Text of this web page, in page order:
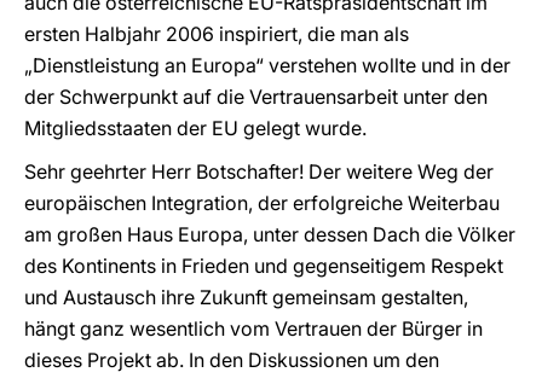
ersten Halbjahr 2006 inspiriert, die man als
„Dienstleistung an Europa“ verstehen wollte und in der
der Schwerpunkt auf die Vertrauensarbeit unter den
Mitgliedsstaaten der EU gelegt wurde.
Sehr geehrter Herr Botschafter! Der weitere Weg der
europäischen Integration, der erfolgreiche Weiterbau
am großen Haus Europa, unter dessen Dach die Völker
des Kontinents in Frieden und gegenseitigem Respekt
und Austausch ihre Zukunft gemeinsam gestalten,
hängt ganz wesentlich vom Vertrauen der Bürger in
dieses Projekt ab. In den Diskussionen um den